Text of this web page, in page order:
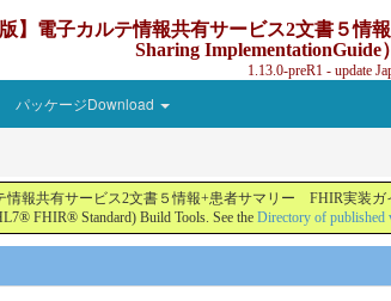
版】電子カルテ情報共有サービス2文書５
Sharing ImplementationGuide
1.13.0-preR1 - update
パッケージDownload
報共有サービス2文書５情報+患者サマリー FHIR実装ガ
FHIR® Standard) Build Tools. See the Directory of published